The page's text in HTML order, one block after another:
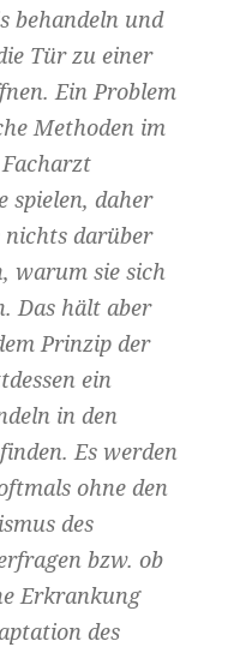
behandeln und
Tür zu einer
Ein Problem
Methoden im
spielen, daher
nichts darüber
warum sie sich
Das hält aber
Prinzip der
ein
in den
Es werden
ohne den
des
bzw. ob
Erkrankung
des